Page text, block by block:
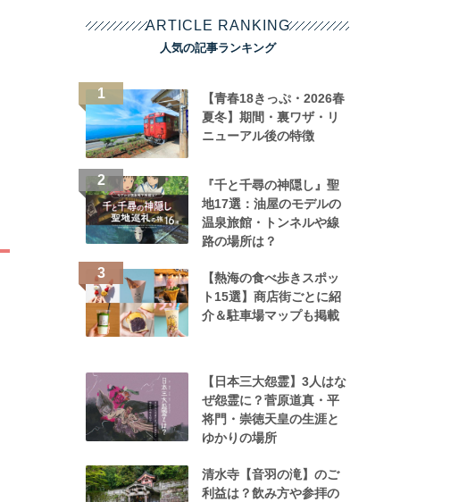
ARTICLE RANKING
人気の記事ランキング
【青春18きっぷ・2026春
夏冬】期間・裏ワザ・リ
ニューアル後の特徴
『千と千尋の神隠し』聖
地17選：油屋のモデルの
温泉旅館・トンネルや線
路の場所は？
【熱海の食べ歩きスポッ
ト15選】商店街ごとに紹
介＆駐車場マップも掲載
【日本三大怨霊】3人はな
ぜ怨霊に？菅原道真・平
将門・崇徳天皇の生涯と
ゆかりの場所
清水寺【音羽の滝】のご
利益は？飲み方や参拝の